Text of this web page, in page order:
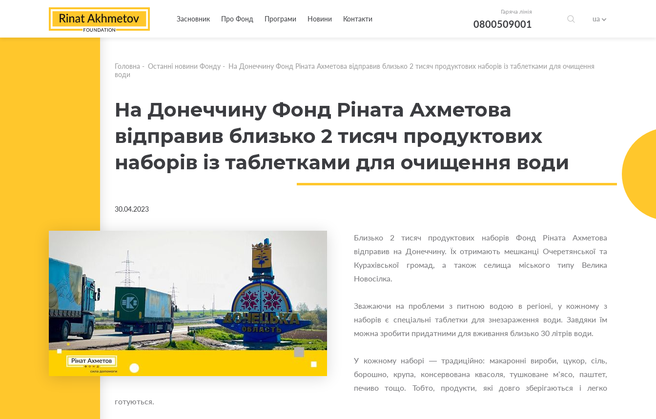
Засновник Про Фонд Програми Новини Контакти
Гаряча лінія
0800509001 ua
Головна - Останні новини Фонду - На Донеччину Фонд Ріната Ахметова відправив близько 2 тисяч продуктових наборів із таблетками для очищення
води
На Донеччину Фонд Ріната Ахметова
відправив близько 2 тисяч продуктових
наборів із таблетками для очищення води
30.04.2023
Близько 2 тисяч продуктових наборів Фонд Ріната Ахметова
відправив на Донеччину. Їх отримають мешканці Очеретянської та
Курахівської громад, а також селища міського типу Велика
Новосілка.
Зважаючи на проблеми з питною водою в регіоні, у кожному з
наборів є спеціальні таблетки для знезараження води. Завдяки їм
можна зробити придатними для вживання близько 30 літрів води.
У кожному наборі — традиційно: макаронні вироби, цукор, сіль,
борошно, крупа, консервована квасоля, тушковане м‘ясо, паштет,
печиво тощо. Тобто, продукти, які довго зберігаються і легко
готуються.